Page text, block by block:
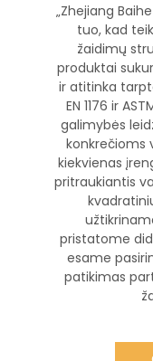
„Zhejiang
tuo, kad
žaidimų
produktai
ir atitinka
EN 1176 ir
galimybės
konkrečioms
kiekvienas
pritraukiantis
pristatome
esame
patikimas